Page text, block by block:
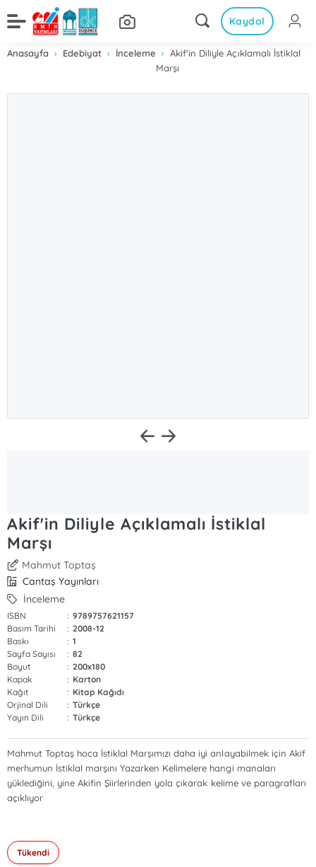
Kaydol
Anasayfa Edebiyat İnceleme
Akif'in Diliyle Açıklamalı İstiklal
Marşı
Akif'in Diliyle Açıklamalı İstiklal
Marşı
Mahmut Toptaş
Cantaş Yayınları
İnceleme
ISBN : 9789757621157
Basım Tarihi
: 2008-12
Baskı
: 1
Sayfa Sayısı
: 82
Boyut
: 200x180
Kapak
: Karton
Kağıt
: Kitap Kağıdı
Orjinal Dili
: Türkçe
Yayın Dili
: Türkçe
Mahmut Toptaş hoca İstiklal Marşımızı daha iyi anlayabilmek için Akif
merhumun İstiklal marşını Yazarken Kelimelere hangi manaları
yüklediğini, yine Akifin Şiirlerinden yola çıkarak kelime ve paragrafları
açıklıyor
Tükendi